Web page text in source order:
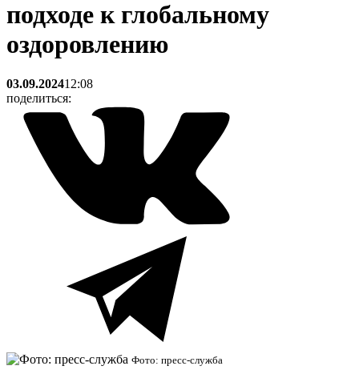
подходе к глобальному
оздоровлению
03.09.202412:08
поделиться:
Фото: пресс-служба